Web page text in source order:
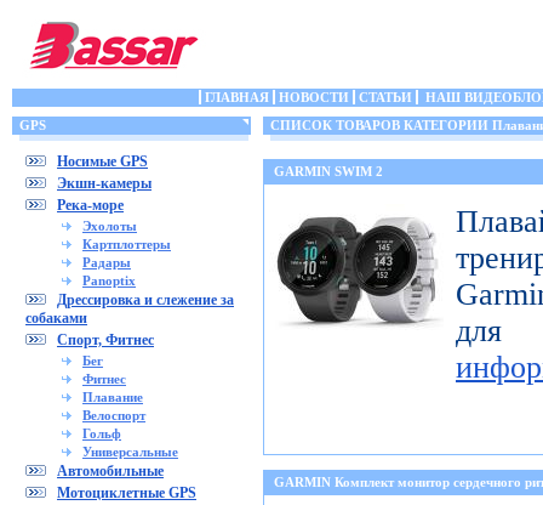
ГЛАВНАЯ НОВОСТИ СТАТЬИ
НАШ
GPS
Носимые GPS
Экшн-камеры
Река-море
Эхолоты
Картплоттеры
Радары
Panoptix
Дрессировка и слежение за
собаками
Спорт, Фитнес
Бег
Фитнес
Плавание
Велоспорт
Гольф
Универсальные
Автомобильные
Мотоциклетные GPS
СПИСОК ТОВАРОВ КАТЕГОРИИ
GARMIN SWIM 2
для
GARMIN Комплект монитор сердечного